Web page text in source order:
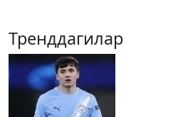
Тренддагилар